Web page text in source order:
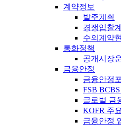
계약정보
발주계획
경쟁입찰
수의계약
통화정책
공개시장
금융안정
금융안정
FSB
글로벌 금
KOFR 주
금융안정